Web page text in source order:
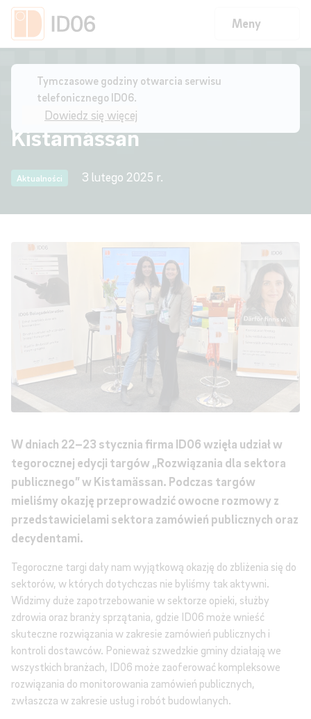
Meny
Tymczasowe godziny otwarcia serwisu
telefonicznego ID06.
Dowiedz się więcej
Strona główna / ID06 na targach Kistamässan
ID06 na targach
Kistamässan
Aktualności 3 lutego 2025 r.
W dniach 22–23 stycznia firma ID06 wzięła udział w
tegorocznej edycji targów „Rozwiązania dla sektora
publicznego” w Kistamässan. Podczas targów
mieliśmy okazję przeprowadzić owocne rozmowy z
przedstawicielami sektora zamówień publicznych oraz
decydentami.
Tegoroczne targi dały nam wyjątkową okazję do zbliżenia się do
sektorów, w których dotychczas nie byliśmy tak aktywni.
Widzimy duże zapotrzebowanie w sektorze opieki, służby
zdrowia oraz branży sprzątania, gdzie ID06 może wnieść
skuteczne rozwiązania w zakresie zamówień publicznych i
kontroli dostawców. Ponieważ szwedzkie gminy działają we
wszystkich branżach, ID06 może zaoferować kompleksowe
rozwiązania do monitorowania zamówień publicznych,
zwłaszcza w zakresie usług i robót budowlanych.